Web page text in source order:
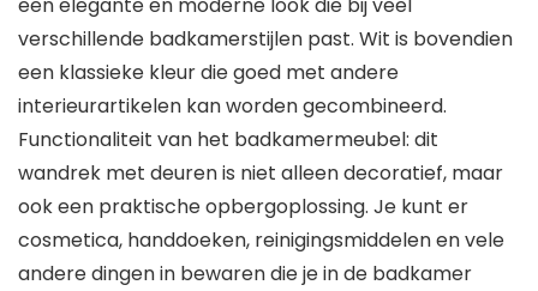
verschillende badkamerstijlen past. Wit is bovendien
een klassieke kleur die goed met andere
interieurartikelen kan worden gecombineerd.
Functionaliteit van het badkamermeubel: dit
wandrek met deuren is niet alleen decoratief, maar
ook een praktische opbergoplossing. Je kunt er
cosmetica, handdoeken, reinigingsmiddelen en vele
andere dingen in bewaren die je in de badkamer